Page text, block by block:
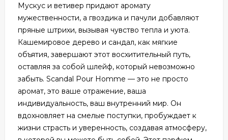
Мускус и ветивер придают аромату
мужественности, а гвоздика и пачули добавляют
пряные штрихи, вызывая чувство тепла и уюта.
Кашемировое дерево и сандал, как мягкие
объятия, завершают этот восхитительный путь,
оставляя за собой шлейф, который невозможно
забыть. Scandal Pour Homme — это не просто
аромат, это ваше отражение, ваша
индивидуальность, ваш внутренний мир. Он
вдохновляет на смелые поступки, пробуждает к
жизни страсть и уверенность, создавая атмосферу,